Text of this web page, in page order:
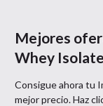
Mejores
Whey Isolate
Consigue ahora tu
mejor precio. Haz